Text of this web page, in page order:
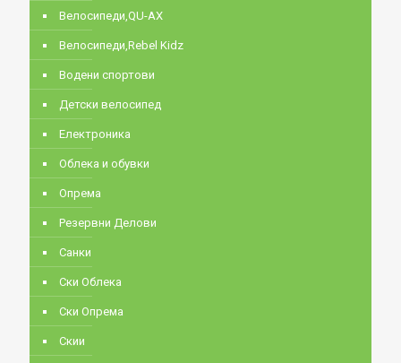
Велосипеди,QU-AX
Велосипеди,Rebel Kidz
Водени спортови
Детски велосипед
Електроника
Облека и обувки
Опрема
Резервни Делови
Санки
Ски Облека
Ски Опрема
Скии